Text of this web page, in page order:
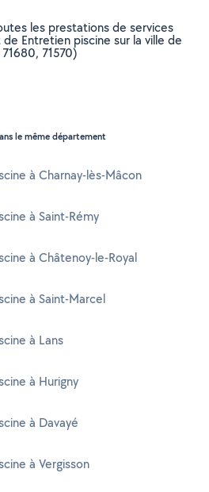
les prestations de services
Entretien piscine sur la ville de
71570)
le même département
à Charnay-lès-Mâcon
à Saint-Rémy
à Châtenoy-le-Royal
à Saint-Marcel
à Lans
à Hurigny
à Davayé
à Vergisson